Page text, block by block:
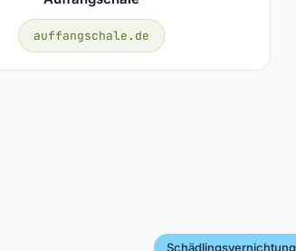
auffangschale.de
Schädlingsvernichtung